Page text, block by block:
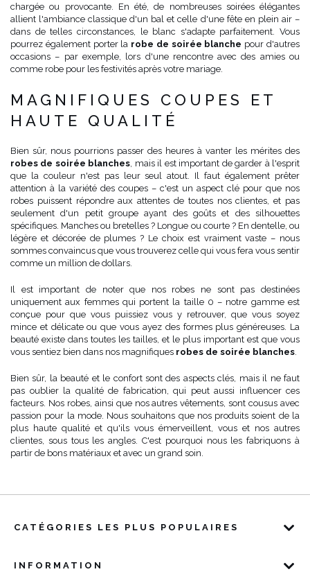
chargée ou provocante. En été, de nombreuses soirées élégantes
allient l'ambiance classique d'un bal et celle d'une fête en plein air –
dans de telles circonstances, le blanc s'adapte parfaitement. Vous
pourrez également porter la robe de soirée blanche pour d'autres
occasions – par exemple, lors d'une rencontre avec des amies ou
comme robe pour les festivités après votre mariage.
MAGNIFIQUES COUPES ET
HAUTE QUALITÉ
Bien sûr, nous pourrions passer des heures à vanter les mérites des
robes de soirée blanches , mais il est important de garder à l'esprit
que la couleur n'est pas leur seul atout. Il faut également prêter
attention à la variété des coupes – c'est un aspect clé pour que nos
robes puissent répondre aux attentes de toutes nos clientes, et pas
seulement d'un petit groupe ayant des goûts et des silhouettes
spécifiques. Manches ou bretelles ? Longue ou courte ? En dentelle, ou
légère et décorée de plumes ? Le choix est vraiment vaste – nous
sommes convaincus que vous trouverez celle qui vous fera vous sentir
comme un million de dollars.
Il est important de noter que nos robes ne sont pas destinées
uniquement aux femmes qui portent la taille 0 – notre gamme est
conçue pour que vous puissiez vous y retrouver, que vous soyez
mince et délicate ou que vous ayez des formes plus généreuses. La
beauté existe dans toutes les tailles, et le plus important est que vous
vous sentiez bien dans nos magnifiques robes de soirée blanches
Bien sûr, la beauté et le confort sont des aspects clés, mais il ne faut
pas oublier la qualité de fabrication, qui peut aussi influencer ces
facteurs. Nos robes, ainsi que nos autres vêtements, sont cousus avec
passion pour la mode. Nous souhaitons que nos produits soient de la
plus haute qualité et qu'ils vous émerveillent, vous et nos autres
clientes, sous tous les angles. C'est pourquoi nous les fabriquons à
partir de bons matériaux et avec un grand soin.
CATÉGORIES LES PLUS POPULAIRES
INFORMATION